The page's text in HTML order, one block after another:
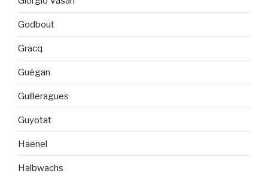
Godbout
Gracq
Guégan
Guilleragues
Guyotat
Haenel
Halbwachs